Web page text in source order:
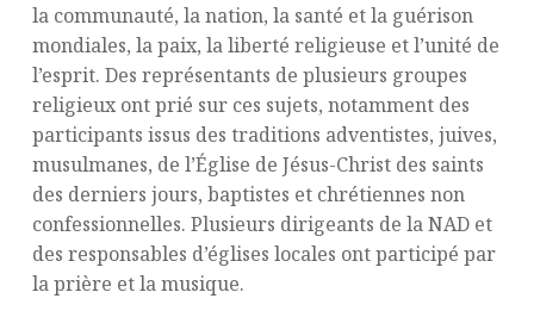
la communauté, la nation, la santé et la guérison
mondiales, la paix, la liberté religieuse et l’unité de
l’esprit. Des représentants de plusieurs groupes
religieux ont prié sur ces sujets, notamment des
participants issus des traditions adventistes, juives,
musulmanes, de l’Église de Jésus-Christ des saints
des derniers jours, baptistes et chrétiennes non
confessionnelles. Plusieurs dirigeants de la NAD et
des responsables d’églises locales ont participé par
la prière et la musique.